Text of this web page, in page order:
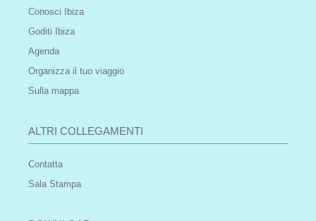
Conosci Ibiza
Goditi Ibiza
Agenda
Organizza il tuo viaggio
Sulla mappa
ALTRI COLLEGAMENTI
Contatta
Sala Stampa